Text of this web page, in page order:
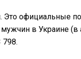
Это официальные
мужчин в Украине